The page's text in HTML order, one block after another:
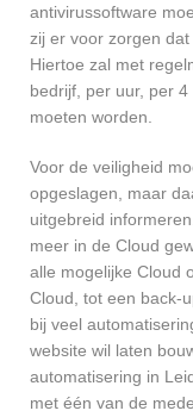
antivirussoftware
zij er voor zorgen
Hiertoe zal met
bedrijf, per uur, per
moeten worden.
Voor de veiligheid
opgeslagen, maar
uitgebreid
meer in de Cloud
alle mogelijke Cloud
Cloud, tot een back-
bij veel
website wil laten
automatisering in
met één van de